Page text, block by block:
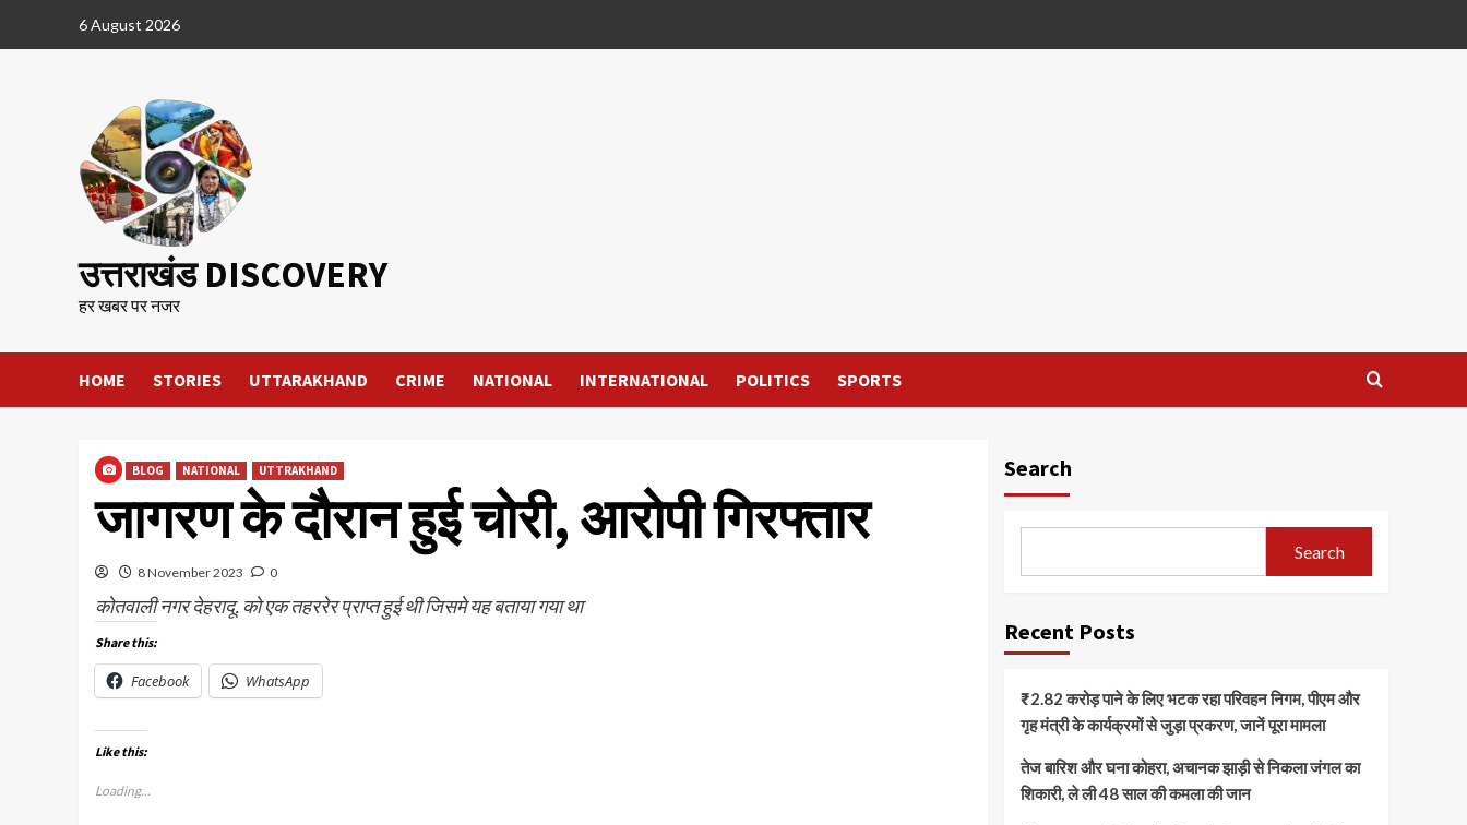
6 August 2026
उत्तराखंड DISCOVERY
हर खबर पर नजर
HOME STORIES UTTARAKHAND CRIME NATIONAL INTERNATIONAL POLITICS SPORTS
BLOG NATIONAL UTTRAKHAND
जागरण के दौरान हुई चोरी, आरोपी गिरफ्तार
8 November 2023 0
कोतवाली नगर देहरादू. को एक तहररेर प्राप्त हुई थी जिसमे यह बताया गया था
Share this:
Facebook WhatsApp
Like this:
Loading...
Search
Search
Recent Posts
₹2.82 करोड़ पाने के लिए भटक रहा परिवहन निगम, पीएम और
गृह मंत्री के कार्यक्रमों से जुड़ा प्रकरण, जानें पूरा मामला
तेज बारिश और घना कोहरा, अचानक झाड़ी से निकला जंगल का
शिकारी, ले ली 48 साल की कमला की जान